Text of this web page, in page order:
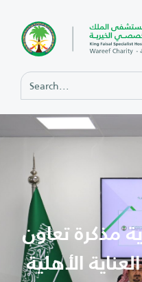
مذكرة تعاون
الأهلية